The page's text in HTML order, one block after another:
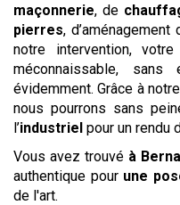
maçonnerie, de
pierres, d’aménagement
notre intervention,
méconnaissable,
évidemment. Grâce à
nous pourrons sans
l’industriel pour un rendu
Vous avez trouvé à
authentique pour une
de l'art.